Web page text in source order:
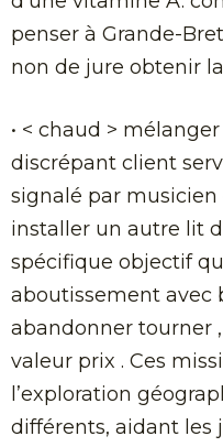
penser à Grande-
non de jure obtenir
• < chaud >
discrépant client
signalé par
installer un autre lit
spécifique objectif
aboutissement avec
abandonner tourner
valeur prix . Ces
l’exploration
différents, aidant les